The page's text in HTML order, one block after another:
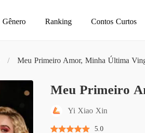
Gênero Ranking Contos Curtos
/ Meu Primeiro Amor, Minha Última
Meu Primeiro
Yi Xiao Xin
5.0